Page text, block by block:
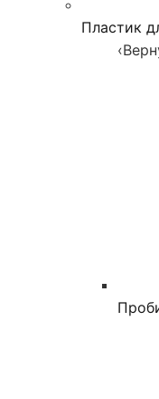
Пластик
‹